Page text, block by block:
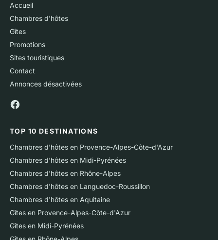
Accueil
Chambres d'hôtes
Gîtes
Promotions
Sites touristiques
Contact
Annonces désactivées
TOP 10 DESTINATIONS
Chambres d'hôtes en Provence-Alpes-Côte-d'Azur
Chambres d'hôtes en Midi-Pyrénées
Chambres d'hôtes en Rhône-Alpes
Chambres d'hôtes en Languedoc-Roussillon
Chambres d'hôtes en Aquitaine
Gîtes en Provence-Alpes-Côte-d'Azur
Gîtes en Midi-Pyrénées